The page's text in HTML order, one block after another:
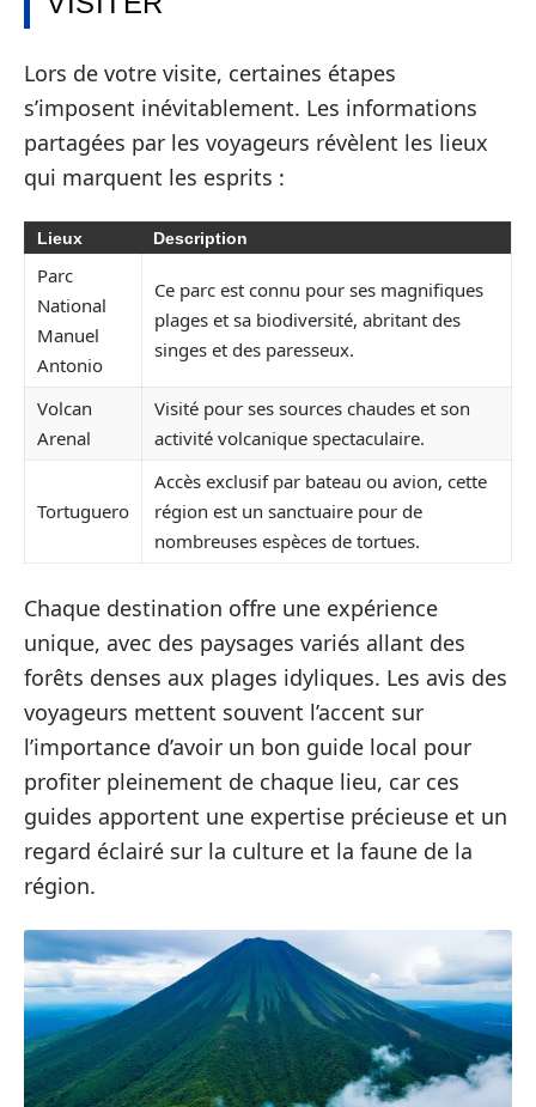
Lors de votre visite, certaines étapes
s’imposent inévitablement. Les informations
partagées par les voyageurs révèlent les lieux
qui marquent les esprits :
Lieux Description
Parc
National
Manuel
Antonio
Ce parc est connu pour ses magnifiques
plages et sa biodiversité, abritant des
singes et des paresseux.
Volcan
Arenal
Visité pour ses sources chaudes et son
activité volcanique spectaculaire.
Tortuguero
Accès exclusif par bateau ou avion, cette
région est un sanctuaire pour de
nombreuses espèces de tortues.
Chaque destination offre une expérience
unique, avec des paysages variés allant des
forêts denses aux plages idyliques. Les avis des
voyageurs mettent souvent l’accent sur
l’importance d’avoir un bon guide local pour
profiter pleinement de chaque lieu, car ces
guides apportent une expertise précieuse et un
regard éclairé sur la culture et la faune de la
région.